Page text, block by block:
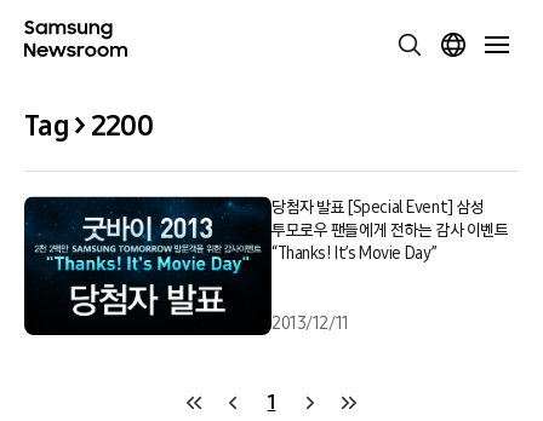
Tag > 2200
당첨자 발표 [Special Event] 삼성
투모로우 팬들에게 전하는 감사 이벤트
“Thanks! It’s Movie Day”
2013/12/11
1